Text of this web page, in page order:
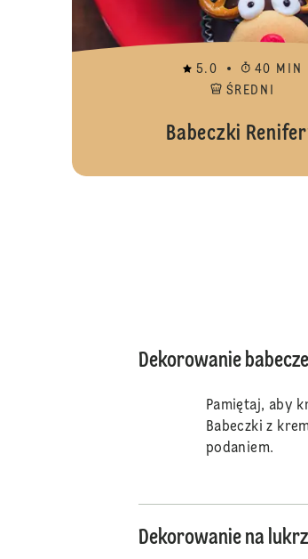
5.0
40 MIN
ŚREDNI
Babeczki
Dekorowanie
Pamiętaj, aby
Babeczki z
podaniem.
Dekorowanie na